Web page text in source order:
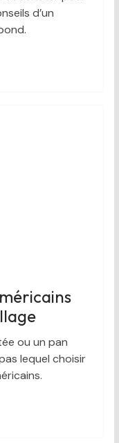
d’un
ou un pan
lequel choisir